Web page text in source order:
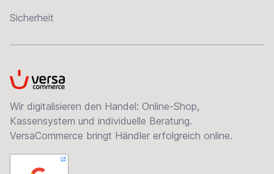
Sicherheit
VersaCommerce
Wir digitalisieren den Handel: Online-Shop,
Kassensystem und individuelle Beratung.
VersaCommerce bringt Händler erfolgreich online.